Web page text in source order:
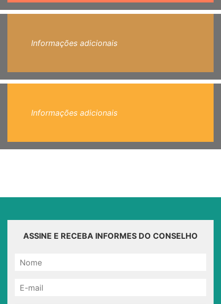
Informações adicionais
Informações adicionais
ASSINE E RECEBA INFORMES DO CONSELHO